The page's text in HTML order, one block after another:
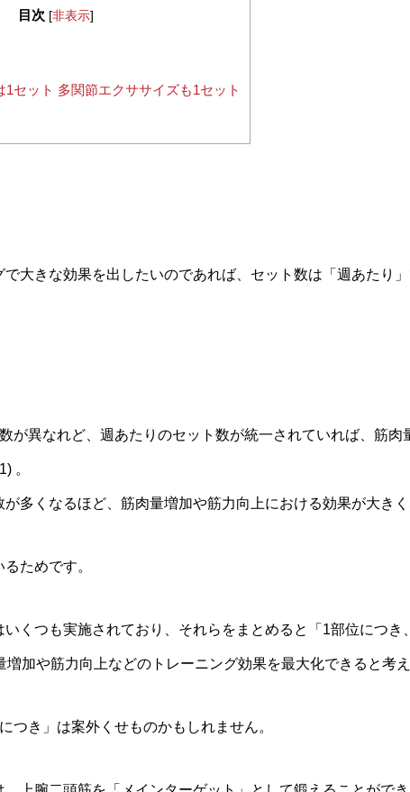
目次 [非表示]
セット 多関節エクササイズも1セット
大きな効果を出したいのであれば、セット数は「週あたり
が異なれど、週あたりのセット数が統一されていれば、筋
。
が多くなるほど、筋肉量増加や筋力向上における効果が大きく
ためです。
いくつも実施されており、それらをまとめると「1部位につき
増加や筋力向上などのトレーニング効果を最大化できると考え
つき」は案外くせものかもしれません。